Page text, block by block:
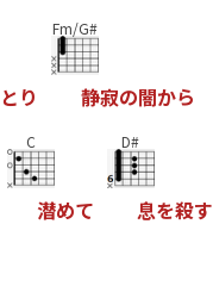
と り
Fm/G#
静寂の闇から
C
潜めて
D#
息を殺す